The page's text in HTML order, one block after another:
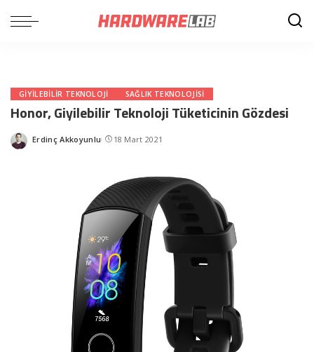
GIYILEBILIR TEKNOLOJI SAĞLIK TEKNOLOJISI
Honor, Giyilebilir Teknoloji Tüketicinin Gözdesi
Posted
Erdinç Akkoyunlu 18 Mart 2021